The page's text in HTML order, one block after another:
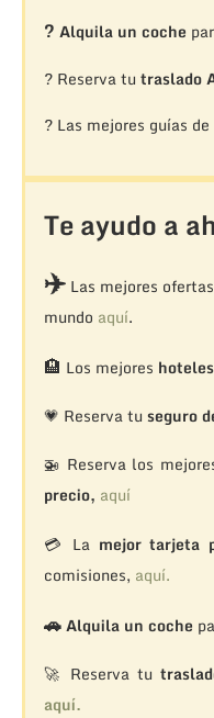
? Alquila un coche
? Reserva tu traslado
? Las mejores guías
Te ayudo a
✈️Las mejores
mundo aquí.
🏨 Los mejores hoteles
💗 Reserva tu seguro
🚁 Reserva los
precio, aquí
💳 La mejor tarjeta
comisiones, aquí.
🚗Alquila un coche
🚀 Reserva tu
aquí.